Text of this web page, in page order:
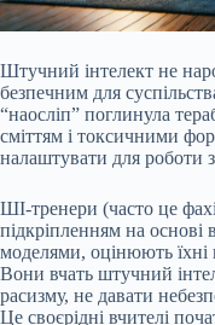
Штучний інтелект не
безпечним для
“наосліп” поглинула
сміттям і токсичними
налаштувати для роботи
ШІ-тренери (часто це
підкріпленням на основі
моделями, оцінюють їхні
Вони вчать штучний
расизму, не давати
Це своєрідні вчителі